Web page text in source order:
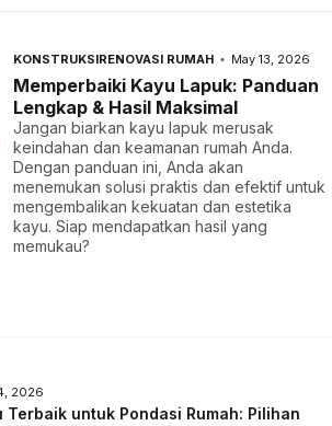
KONSTRUKSIRENOVASI RUMAH May 13, 2026
Memperbaiki Kayu Lapuk: Panduan
Lengkap & Hasil Maksimal
Jangan biarkan kayu lapuk merusak
keindahan dan keamanan rumah Anda.
Dengan panduan ini, Anda akan
menemukan solusi praktis dan efektif untuk
mengembalikan kekuatan dan estetika
kayu. Siap mendapatkan hasil yang
memukau?
2026
Terbaik untuk Pondasi Rumah: Pilihan